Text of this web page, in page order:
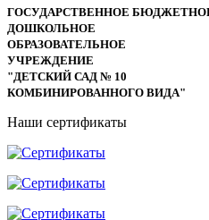
ГОСУДАРСТВЕННОЕ
ДОШКОЛЬНОЕ
ОБРАЗОВАТЕЛЬНОЕ
УЧРЕЖДЕНИЕ
"ДЕТСКИЙ САД № 10
КОМБИНИРОВАННОГО ВИДА"
Наши сертификаты